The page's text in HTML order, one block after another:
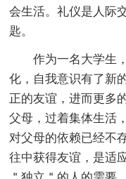
会生活。礼仪是人际
匙。
作为一名大学生
化，自我意识有了新
正的友谊，进而更多
父母，过着集体生活
对父母的依赖已经不
往中获得友谊，是适